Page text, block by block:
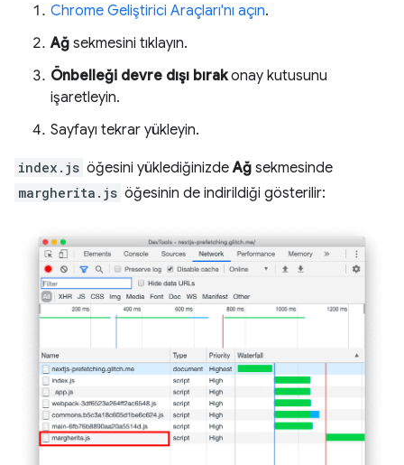
Chrome Geliştirici Araçları'nı açın.
Ağ sekmesini tıklayın.
Önbelleği devre dışı bırakonay kutusunu
işaretleyin.
Sayfayı tekrar yükleyin.
index.js öğesini yüklediğinizdeAğ sekmesinde
margherita.js öğesinin de indirildiği gösterilir: